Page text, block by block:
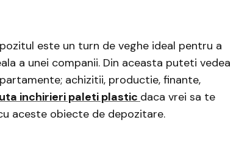
este un turn de veghe ideal pentru a
a unei companii. Din aceasta puteti vedea
achizitii, productie, finante,
inchirieri paleti plastic daca vrei sa te
aceste obiecte de depozitare.